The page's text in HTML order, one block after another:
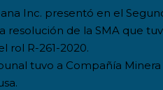
Inc. presentó en el
de la SMA que
rol R-261-2020.
tuvo a Compañía